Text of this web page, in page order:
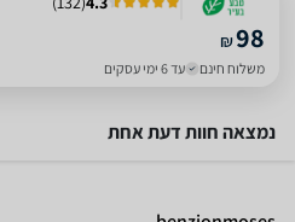
₪98
משלוח חינם עד 6 ימי עסקים
נמצאה חוות דעת אחת